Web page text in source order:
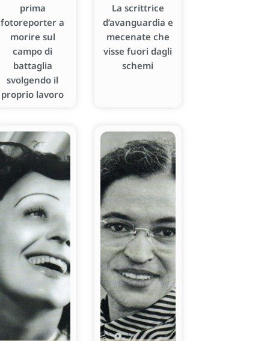
prima
fotoreporter a
morire sul
campo di
battaglia
svolgendo il
proprio lavoro
La scrittrice
d’avanguardia e
mecenate che
visse fuori dagli
schemi